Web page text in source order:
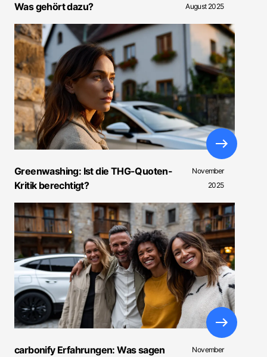
Was gehört dazu?
August 2025
Greenwashing: Ist die THG-Quoten-
Kritik berechtigt?
November
2025
carbonify Erfahrungen: Was sagen
November